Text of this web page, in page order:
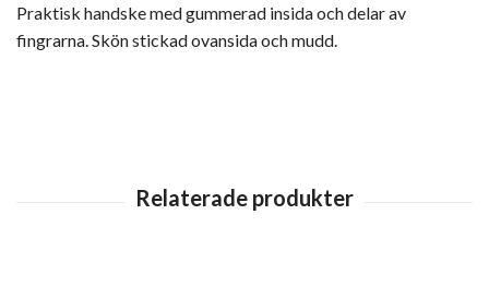
Praktisk handske med gummerad insida och delar av
fingrarna. Skön stickad ovansida och mudd.